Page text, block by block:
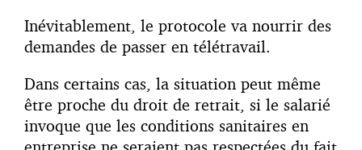
Inévitablement, le protocole va nourrir des
demandes de passer en télétravail.
Dans certains cas, la situation peut même
être proche du droit de retrait, si le salarié
invoque que les conditions sanitaires en